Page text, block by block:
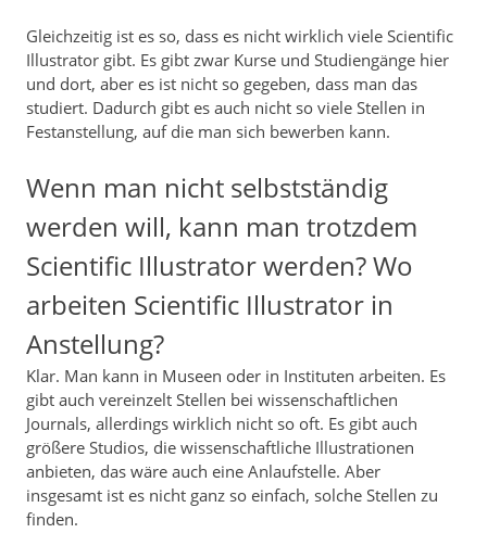
Gleichzeitig ist es so, dass es nicht wirklich viele Scientific
Illustrator gibt. Es gibt zwar Kurse und Studiengänge hier
und dort, aber es ist nicht so gegeben, dass man das
studiert. Dadurch gibt es auch nicht so viele Stellen in
Festanstellung, auf die man sich bewerben kann.
Wenn man nicht selbstständig
werden will, kann man trotzdem
Scientific Illustrator werden? Wo
arbeiten Scientific Illustrator in
Anstellung?
Klar. Man kann in Museen oder in Instituten arbeiten. Es
gibt auch vereinzelt Stellen bei wissenschaftlichen
Journals, allerdings wirklich nicht so oft. Es gibt auch
größere Studios, die wissenschaftliche Illustrationen
anbieten, das wäre auch eine Anlaufstelle. Aber
insgesamt ist es nicht ganz so einfach, solche Stellen zu
finden.